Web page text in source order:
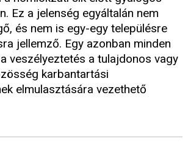
Ez a jelenség egyáltalán nem
és nem is egy-egy településre
jellemző. Egy azonban minden
veszélyeztetés a tulajdonos vagy
karbantartási
elmulasztására vezethető